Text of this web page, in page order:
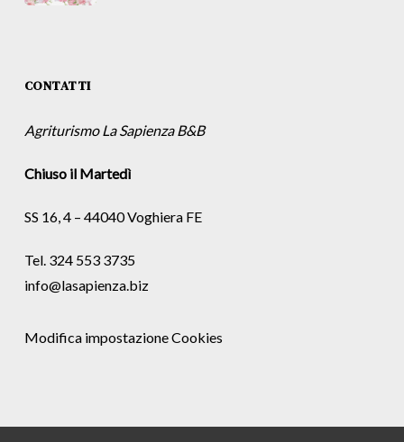
CONTATTI
Agriturismo La Sapienza B&B
Chiuso il Martedì
SS 16, 4 – 44040 Voghiera FE
Tel. 324 553 3735
info@lasapienza.biz
Modifica impostazione Cookies